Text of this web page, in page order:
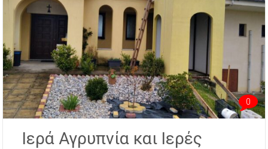
0
Ιερά Αγρυπνία και Ιερές